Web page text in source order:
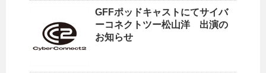
GFFポッドキャストにてサイバ
ーコネクトツー松山洋 出演の
お知らせ